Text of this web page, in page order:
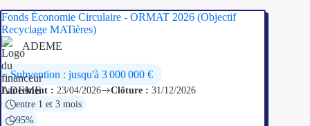
Fonds Économie Circulaire - ORMAT 2026 (Objectif
Recyclage MATières)
ADEME
Subvention : jusqu'à 3 000 000 €
Lancement : 23/04/2026 Clôture : 31/12/2026
entre 1 et 3 mois
95%